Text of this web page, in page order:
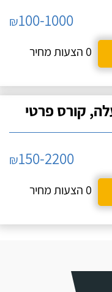
₪100-1000
0 הצעות מחיר
קורס פרטי
₪150-2200
0 הצעות מחיר